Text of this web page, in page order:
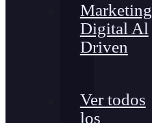
Marketing
Digital Al
Driven
Ver todos
los